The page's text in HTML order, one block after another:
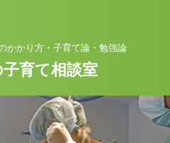
かかり方・子育て論・勉強論
育て相談室